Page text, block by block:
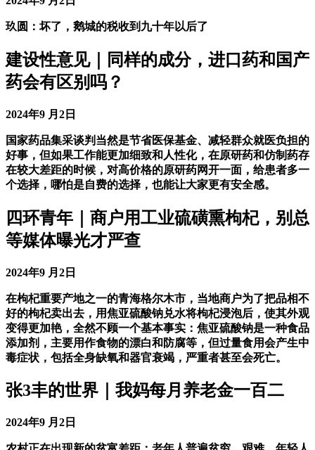
玖圆：坏了，鹅城的税收到九十年以后了
建设性意见｜同样的成分，进口药和国产
药会有区别吗？
2024年9 月2日
国家药品集采谈判当然是节省医保基金、减轻群众就医负担的
好事，但如果工作能更加细致和人性化，在原研药和仿制药存
在较大差距的时候，对高价格的原研药网开一面，给患者多一
个选择，哪怕是自费的选择，也能让大家更有安全感。
四环青年｜商户用工业硫磺熏枸杞，别总
等媒体曝光才严查
2024年9 月2日
在枸杞重要产地之一的青海格尔木市，当地商户为了把品相不
好的枸杞卖出去，用焦亚硫酸钠兑水将枸杞浸泡后，使其外观
变得更加艳，全然不顾一个基本事实：焦亚硫酸钠是一种食品
添加剂，主要用作食物的漂白和防腐等，但过量食用会产生中
毒症状，包括全身缺氧和器官衰竭，严重者甚至会死亡。
张3丰的世界｜我妈每月养老金一百二
2024年9 月2日